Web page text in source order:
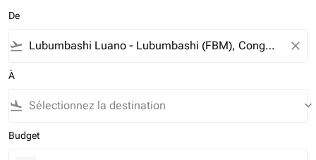
De
flight_takeoff close
À
flight_land keyboard_arrow_down
Budget